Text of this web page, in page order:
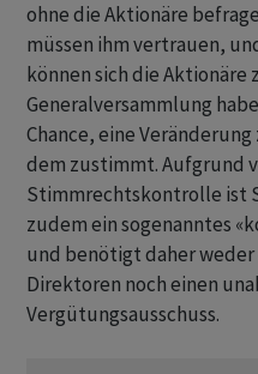
ohne die Aktionäre
müssen ihm vertrauen,
können sich die Aktionäre
Generalversammlung
Chance, eine
dem zustimmt. Aufgrund
Stimmrechtskontrolle ist
zudem ein sogenanntes
und benötigt daher
Direktoren noch einen
Vergütungsausschuss.